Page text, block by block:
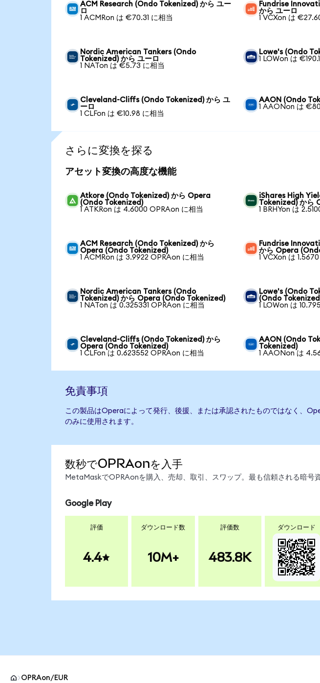
ACM Research (Ondo Tokenized) から ユー
ロ
1 ACMRon は €70.31 に相当
Fundrise
から ユーロ
1 VCXon は
Nordic American Tankers (Ondo
Tokenized) から ユーロ
1 NATon は €5.73 に相当
Lowe's (Ondo
1 LOWon は
Cleveland-Cliffs (Ondo Tokenized) から ユ
ーロ
1 CLFon は €10.98 に相当
AAON (Ondo
1 AAONon は
さらに変換を探る
アセット変換の高度な機能
Atkore (Ondo Tokenized) から Opera
(Ondo Tokenized)
1 ATKRon は 4.6000 OPRAon に相当
iShares High
Tokenized) から
1 BRHYon は
ACM Research (Ondo Tokenized) から
Opera (Ondo Tokenized)
1 ACMRon は 3.9922 OPRAon に相当
Fundrise
から Opera
1 VCXon は
Nordic American Tankers (Ondo
Tokenized) から Opera (Ondo Tokenized)
1 NATon は 0.325331 OPRAon に相当
Lowe's (Ondo
(Ondo
1 LOWon は
Cleveland-Cliffs (Ondo Tokenized) から
Opera (Ondo Tokenized)
1 CLFon は 0.623552 OPRAon に相当
AAON (Ondo
Tokenized)
1 AAONon は
免責事項
この製品はOperaによって発行、後援、または承認されたものではなく、
のみに使用されます。
数秒でOPRAonを入手
MetaMaskでOPRAonを購入、売却、取引、スワップ。最も信頼される暗号
Google Play
評価
4.4
ダウンロード数
10M+
評価数
483.8K
ダウンロード
OPRAon/EUR